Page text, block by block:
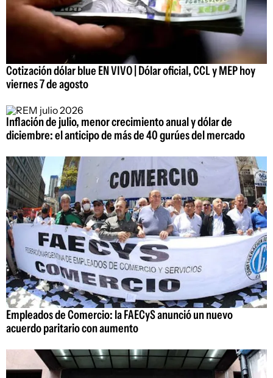
Cotización dólar blue EN VIVO | Dólar oficial, CCL y MEP hoy
viernes 7 de agosto
Inflación de julio, menor crecimiento anual y dólar de
diciembre: el anticipo de más de 40 gurúes del mercado
Empleados de Comercio: la FAECyS anunció un nuevo
acuerdo paritario con aumento